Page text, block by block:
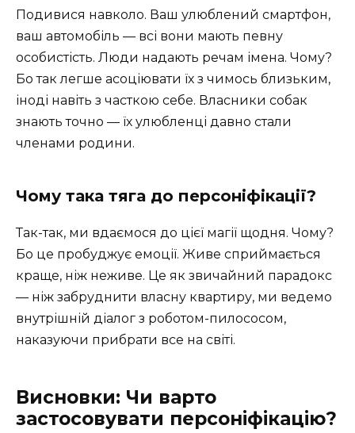
Подивися навколо. Ваш улюблений смартфон,
ваш автомобіль — всі вони мають певну
особистість. Люди надають речам імена. Чому?
Бо так легше асоціювати їх з чимось близьким,
іноді навіть з часткою себе. Власники собак
знають точно — їх улюбленці давно стали
членами родини.
Чому така тяга до персоніфікації?
Так-так, ми вдаємося до цієї магії щодня. Чому?
Бо це пробуджує емоції. Живе сприймається
краще, ніж неживе. Це як звичайний парадокс
— ніж забруднити власну квартиру, ми ведемо
внутрішній діалог з роботом-пилососом,
наказуючи прибрати все на світі.
Висновки: Чи варто
застосовувати персоніфікацію?